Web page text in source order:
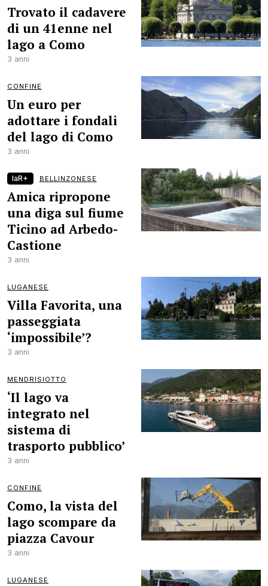
Trovato il cadavere
di un 41enne nel
lago a Como
3 anni
CONFINE
Un euro per
adottare i fondali
del lago di Como
3 anni
laR+ BELLINZONESE
Amica ripropone
una diga sul fiume
Ticino ad Arbedo-
Castione
3 anni
LUGANESE
Villa Favorita, una
passeggiata
‘impossibile’?
3 anni
MENDRISIOTTO
‘Il lago va
integrato nel
sistema di
trasporto pubblico’
3 anni
CONFINE
Como, la vista del
lago scompare da
piazza Cavour
3 anni
LUGANESE